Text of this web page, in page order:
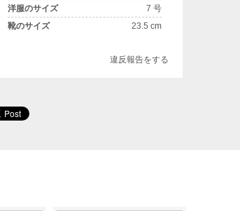
洋服のサイズ
7 号
靴のサイズ
23.5 cm
違反報告をする